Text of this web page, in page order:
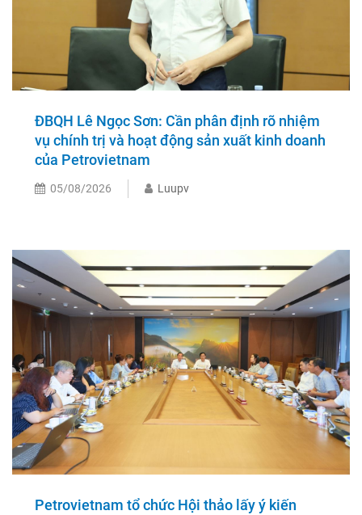
ĐBQH Lê Ngọc Sơn: Cần phân định rõ nhiệm
vụ chính trị và hoạt động sản xuất kinh doanh
của Petrovietnam
05/08/2026 Luupv
Petrovietnam tổ chức Hội thảo lấy ý kiến